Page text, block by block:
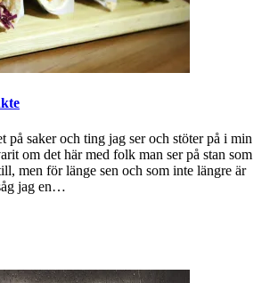
på saker och ting jag ser och stöter på i min
om det här med folk man ser på stan som
men för länge sen och som inte längre är
jag en…